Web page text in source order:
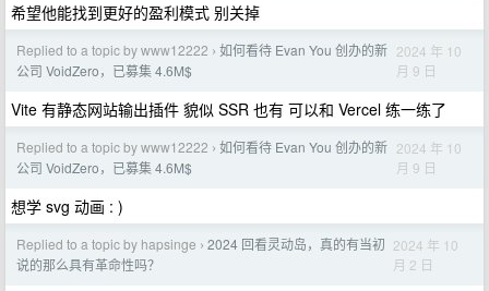
希望他能找到更好的盈利模式 别关掉
Replied to a topic by www12222 › 如何看待 Evan You 创办的新
公司 VoidZero，已募集 4.6M$
2024 年 10
月 9 日
Vite 有静态网站输出插件 貌似 SSR 也有 可以和 Vercel 练一练了
Replied to a topic by www12222 › 如何看待 Evan You 创办的新
公司 VoidZero，已募集 4.6M$
2024 年 10
月 9 日
想学 svg 动画 : )
Replied to a topic by hapsinge › 2024 回看灵动岛，真的有当初
说的那么具有革命性吗？
2024 年 10
月 2 日